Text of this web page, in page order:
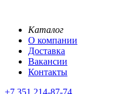
Каталог
О компании
Доставка
Вакансии
Контакты
+7 351 214-87-74